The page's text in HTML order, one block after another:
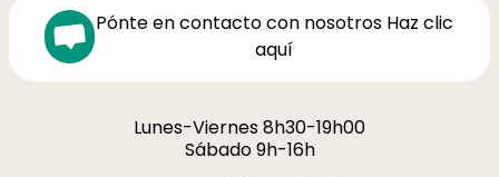
Pónte en contacto con nosotros Haz clic
aquí
Lunes-Viernes 8h30-19h00
Sábado 9h-16h